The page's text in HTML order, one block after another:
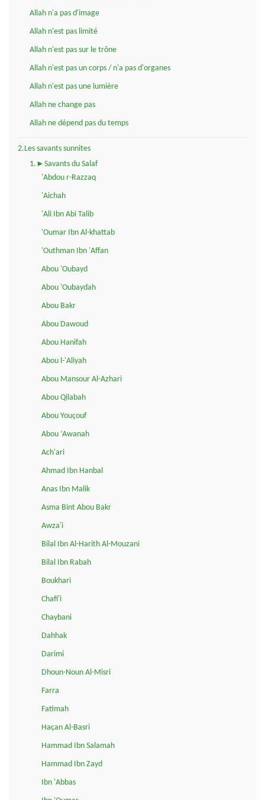
Allah n'a pas d'image
Allah n'est pas limité
Allah n'est pas sur le trône
Allah n'est pas un corps / n'a pas d'organes
Allah n'est pas une lumière
Allah ne change pas
Allah ne dépend pas du temps
2.Les savants sunnites
1.►Savants du Salaf
'Abdou r-Razzaq
'Aichah
'Ali Ibn Abi Talib
'Oumar Ibn Al-khattab
'Outhman Ibn 'Affan
Abou 'Oubayd
Abou 'Oubaydah
Abou Bakr
Abou Dawoud
Abou Hanifah
Abou l-'Aliyah
Abou Mansour Al-Azhari
Abou Qilabah
Abou Youçouf
Abou ‘Awanah
Ach'ari
Ahmad Ibn Hanbal
Anas Ibn Malik
Asma Bint Abou Bakr
Awza'i
Bilal Ibn Al-Harith Al-Mouzani
Bilal Ibn Rabah
Boukhari
Chafi'i
Chaybani
Dahhak
Darimi
Dhoun-Noun Al-Misri
Farra
Fatimah
Haçan Al-Basri
Hammad Ibn Salamah
Hammad Ibn Zayd
Ibn 'Abbas